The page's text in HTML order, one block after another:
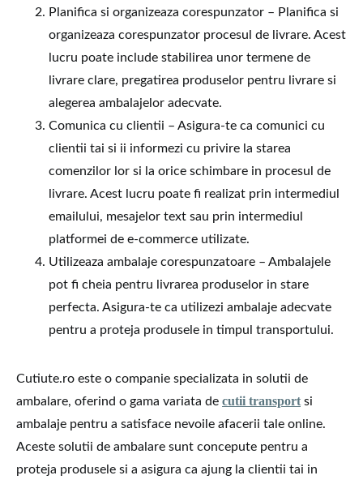
Planifica si organizeaza corespunzator – Planifica si
organizeaza corespunzator procesul de livrare. Acest
lucru poate include stabilirea unor termene de
livrare clare, pregatirea produselor pentru livrare si
alegerea ambalajelor adecvate.
Comunica cu clientii – Asigura-te ca comunici cu
clientii tai si ii informezi cu privire la starea
comenzilor lor si la orice schimbare in procesul de
livrare. Acest lucru poate fi realizat prin intermediul
emailului, mesajelor text sau prin intermediul
platformei de e-commerce utilizate.
Utilizeaza ambalaje corespunzatoare – Ambalajele
pot fi cheia pentru livrarea produselor in stare
perfecta. Asigura-te ca utilizezi ambalaje adecvate
pentru a proteja produsele in timpul transportului.
Cutiute.ro este o companie specializata in solutii de
ambalare, oferind o gama variata de cutii transport si
ambalaje pentru a satisface nevoile afacerii tale online.
Aceste solutii de ambalare sunt concepute pentru a
proteja produsele si a asigura ca ajung la clientii tai in